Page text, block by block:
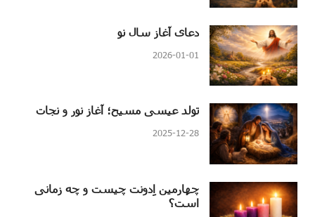
دعای آغاز سال نو
2026-01-01
تولد عیسی مسیح؛ آغاز نور و نجات
2025-12-28
چهارمین اِدونت چیست و چه زمانی
است؟